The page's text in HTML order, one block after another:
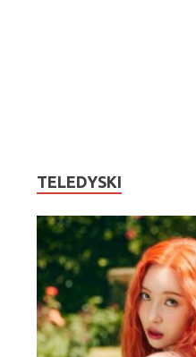
TELEDYSKI